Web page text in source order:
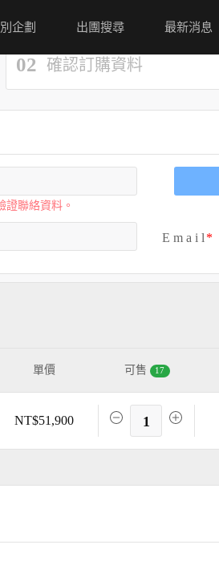
企劃 出團搜尋 最新消息
02 確認訂購資料
證聯絡資料。
E m a i l
單價 可售 17
NT$51,900 1